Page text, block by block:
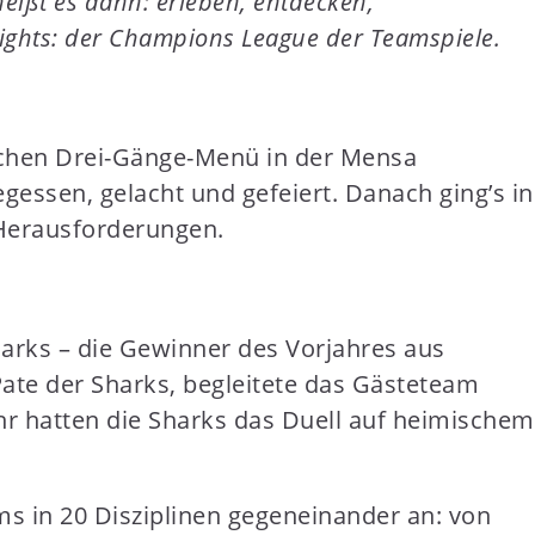
der Champions League der Teamspiele.
Drei-Gänge-Menü in der Mensa
gelacht und gefeiert. Danach ging’s in
– die Gewinner des Vorjahres aus
der Sharks, begleitete das Gästeteam
hatten die Sharks das Duell auf heimischem
in 20 Disziplinen gegeneinander an: von